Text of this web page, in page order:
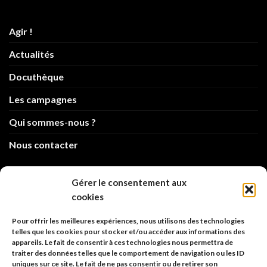
Gérer le consentement aux
cookies
Pour offrir les meilleures expériences, nous utilisons des technologies
telles que les cookies pour stocker et/ou accéder aux informations des
appareils. Le fait de consentir à ces technologies nous permettra de
traiter des données telles que le comportement de navigation ou les ID
uniques sur ce site. Le fait de ne pas consentir ou de retirer son
Agir !
Actualités
Docuthèque
Les campagnes
Qui sommes-nous ?
Nous contacter
info@code-animal.com
Code Animal
26, rue principale
67480 Roppenheim